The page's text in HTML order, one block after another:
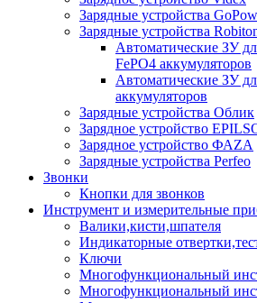
Зарядные устройства
Зарядные устройства
Автоматические ЗУ
FePO4 аккумуляторов
Автоматические ЗУ
аккумуляторов
Зарядные устройства Облик
Зарядное устройство
Зарядное устройство ФАZА
Зарядные устройства Perfeo
Звонки
Кнопки для звонков
Инструмент и измерительные
Валики,кисти,шпателя
Индикаторные
Ключи
Многофункциональный
Многофункциональный